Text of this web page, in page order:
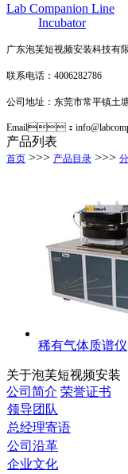
Lab Companion Line
Incubator
广东泡芙短视频安装科技有
联系电话：4006282786
公司地址：东莞市常平
Email：
产品列表
首页 >>> 产品目录 >>>
稀有气体质谱仪
关于泡芙短视频安装
公司简介 荣誉证书
领导团队
总经理寄语
公司沿革
企业文化